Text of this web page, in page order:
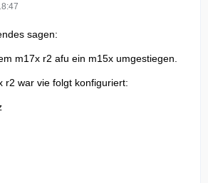
sagen:
m17x r2 afu ein m15x umgestiegen.
r2 war vie folgt konfiguriert: